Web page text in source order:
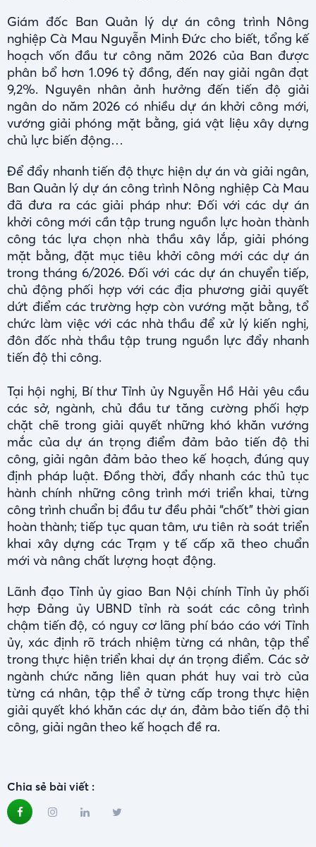
Giám đốc Ban Quản lý dự án công trình Nông
nghiệp Cà Mau Nguyễn Minh Đức cho biết, tổng kế
hoạch vốn đầu tư công năm 2026 của Ban được
phân bổ hơn 1.096 tỷ đồng, đến nay giải ngân đạt
9,2%. Nguyên nhân ảnh hưởng đến tiến độ giải
ngân do năm 2026 có nhiều dự án khởi công mới,
vướng giải phóng mặt bằng, giá vật liệu xây dựng
chủ lực biến động…
Để đẩy nhanh tiến độ thực hiện dự án và giải ngân,
Ban Quản lý dự án công trình Nông nghiệp Cà Mau
đã đưa ra các giải pháp như: Đối với các dự án
khởi công mới cần tập trung nguồn lực hoàn thành
công tác lựa chọn nhà thầu xây lắp, giải phóng
mặt bằng, đặt mục tiêu khởi công mới các dự án
trong tháng 6/2026. Đối với các dự án chuyển tiếp,
chủ động phối hợp với các địa phương giải quyết
dứt điểm các trường hợp còn vướng mặt bằng, tổ
chức làm việc với các nhà thầu để xử lý kiến nghị,
đôn đốc nhà thầu tập trung nguồn lực đẩy nhanh
tiến độ thi công.
Tại hội nghị, Bí thư Tỉnh ủy Nguyễn Hồ Hải yêu cầu
các sở, ngành, chủ đầu tư tăng cường phối hợp
chặt chẽ trong giải quyết những khó khăn vướng
mắc của dự án trọng điểm đảm bảo tiến độ thi
công, giải ngân đảm bảo theo kế hoạch, đúng quy
định pháp luật. Đồng thời, đẩy nhanh các thủ tục
hành chính những công trình mới triển khai, từng
công trình chuẩn bị đầu tư đều phải “chốt” thời gian
hoàn thành; tiếp tục quan tâm, ưu tiên rà soát triển
khai xây dựng các Trạm y tế cấp xã theo chuẩn
mới và nâng chất lượng hoạt động.
Lãnh đạo Tỉnh ủy giao Ban Nội chính Tỉnh ủy phối
hợp Đảng ủy UBND tỉnh rà soát các công trình
chậm tiến độ, có nguy cơ lãng phí báo cáo với Tỉnh
ủy, xác định rõ trách nhiệm từng cá nhân, tập thể
trong thực hiện triển khai dự án trọng điểm. Các sở
ngành chức năng liên quan phát huy vai trò của
từng cá nhân, tập thể ở từng cấp trong thực hiện
giải quyết khó khăn các dự án, đảm bảo tiến độ thi
công, giải ngân theo kế hoạch đề ra.
Chia sẻ bài viết :